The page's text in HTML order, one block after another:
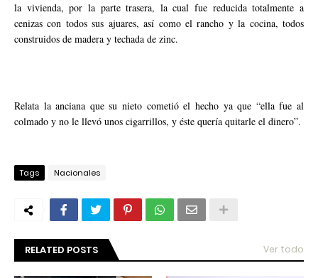
la vivienda, por la parte trasera, la cual fue reducida totalmente a
cenizas con todos sus ajuares, así como el rancho y la cocina, todos
construidos de madera y techada de zinc.
Relata la anciana que su nieto cometió el hecho ya que “ella fue al
colmado y no le llevó unos cigarrillos, y éste quería quitarle el dinero”.
Tags Nacionales
RELATED POSTS Ver todo